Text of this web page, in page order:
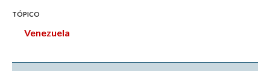
TÓPICO
Venezuela